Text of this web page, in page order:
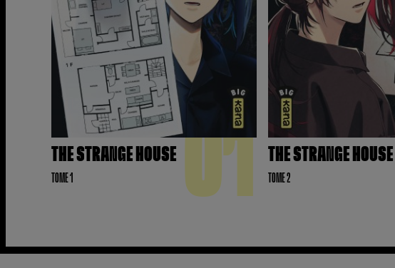
THE STRANGE HOUSE
TOME 1 01 THE STRANGE HOUSE
TOME 2